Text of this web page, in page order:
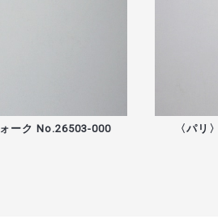
ーク No.26503-000
〈パリ